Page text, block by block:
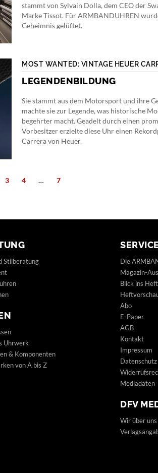
stammt von Sylvain Dolla, dem CEO der
Marke Tissot. Für ARMBANDUHREN
Geheimnis gelüftet.
MOST WANTED: VINTAGE HEUER
LEGENDENBILDUNG
Sie stammt aus dem Motorsport und ihre
machte sie zur Legende, was historische
begehrter macht. Geadelt durch einen
Vorbesitzer erzielte diese Uhr einen
Carrera von Heuer.
3 4 … 7
Stilberatung
Uhrwerk
& Komponenten
von A bis Z
Die
Magazin-
Blick ins Heft
Abo
E-Paper
AGB
Kontakt
Impressum
Datenschutz
Mediadaten
DFV
Wir über uns